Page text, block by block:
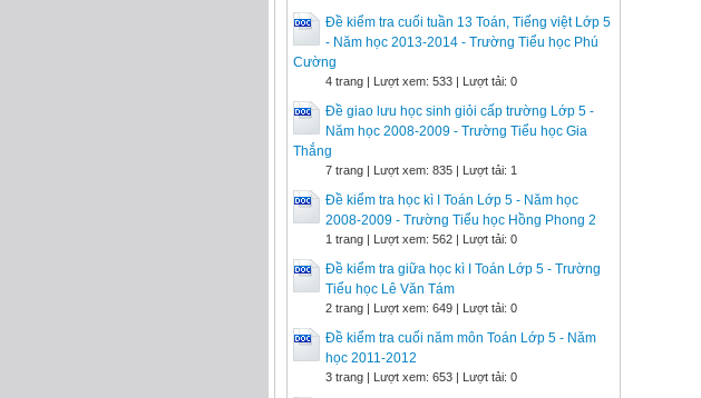
Đề kiểm tra cuối tuần 13 Toán, Tiếng việt Lớp 5
- Năm học 2013-2014 - Trường Tiểu học Phú
Cường
4 trang | Lượt xem: 533 | Lượt tải: 0
Đề giao lưu học sinh giỏi cấp trường Lớp 5 -
Năm học 2008-2009 - Trường Tiểu học Gia
Thắng
7 trang | Lượt xem: 835 | Lượt tải: 1
Đề kiểm tra học kì I Toán Lớp 5 - Năm học
2008-2009 - Trường Tiểu học Hồng Phong 2
1 trang | Lượt xem: 562 | Lượt tải: 0
Đề kiểm tra giữa học kì I Toán Lớp 5 - Trường
Tiểu học Lê Văn Tám
2 trang | Lượt xem: 649 | Lượt tải: 0
Đề kiểm tra cuối năm môn Toán Lớp 5 - Năm
học 2011-2012
3 trang | Lượt xem: 653 | Lượt tải: 0